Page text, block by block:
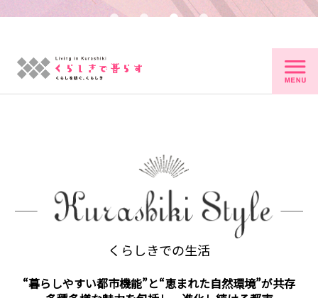
くらしきでの生活
“暮らしやすい都市機能”と“恵まれた自然環境”が共存